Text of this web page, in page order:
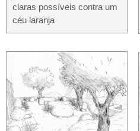
claras possíveis contra um
céu laranja